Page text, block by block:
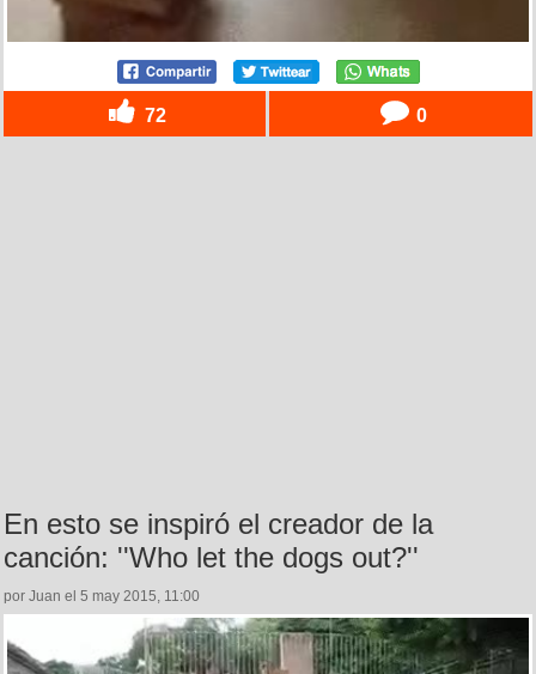
72 0
En esto se inspiró el creador de la
canción: ''Who let the dogs out?''
por Juan el 5 may 2015, 11:00